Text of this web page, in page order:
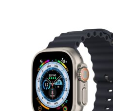
era:
909,00€.
è: